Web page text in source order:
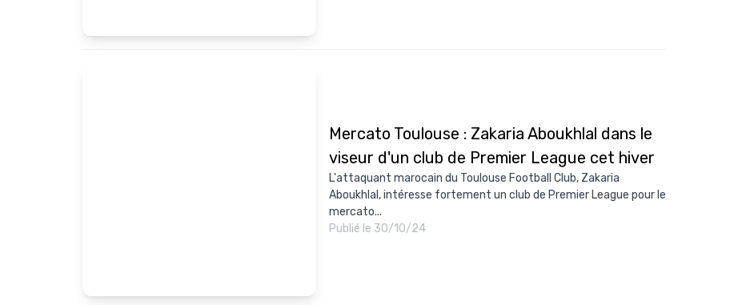
Mercato Toulouse : Zakaria Aboukhlal dans le
viseur d'un club de Premier League cet hiver
L'attaquant marocain du Toulouse Football Club, Zakaria
Aboukhlal, intéresse fortement un club de Premier League pour le
mercato...
Publié le 30/10/24